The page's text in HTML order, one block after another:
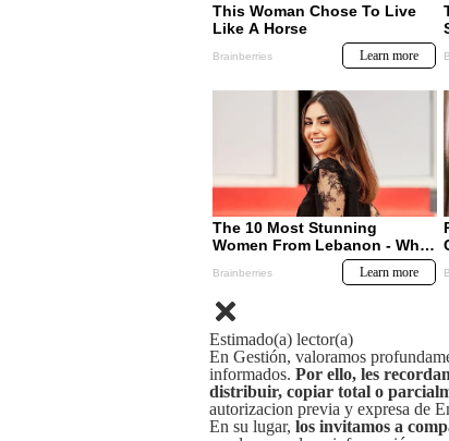
Estimado(a) lector(a)
En Gestión, valoramos
informados. Por ello, les
distribuir, copiar total o
autorizacion previa y expresa de
En su lugar, los invitamos a